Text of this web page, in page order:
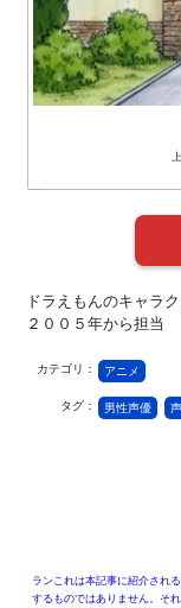
ドラえもんのキャラ
２００５年から担当
カテゴリ： アニメ
タグ： 男性声優
ランこれは本記事に紹介され
するものではありません。そ